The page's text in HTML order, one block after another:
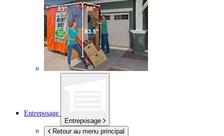
Entreposage
Entreposage
Retour au menu principal